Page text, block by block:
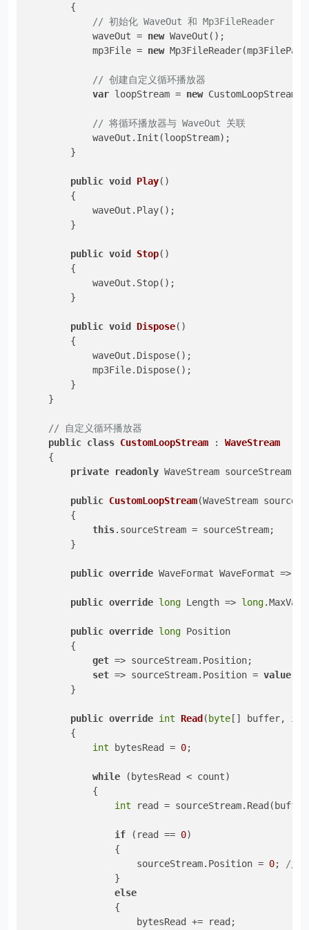
{
// 初始化 WaveOut 和 Mp3FileReader
waveOut = new WaveOut();
mp3File = new
// 创建自定义循环播放器
var loopStream = new
// 将循环播放器与 WaveOut 关联
waveOut.Init(loopStream);
}
public void Play()
{
waveOut.Play();
}
public void Stop()
{
waveOut.Stop();
}
public void Dispose()
{
waveOut.Dispose();
mp3File.Dispose();
}
}
// 自定义循环播放器
public class CustomLoopStream : WaveStream
{
private
readonly WaveStream sourceStream;
public CustomLoopStream(WaveStream
{
this.sourceStream = sourceStream;
}
public override WaveFormat WaveFormat =>
public override long Length => long
public override long Position
{
get => sourceStream.Position;
set => sourceStream.Position = value
}
public override int Read ( byte [] buffer, int
{
int bytesRead = 0;
while (bytesRead < count)
{
int read =
if (read == 0)
{
sourceStream.Position = 0;
// 返
}
else
{
bytesRead += read;